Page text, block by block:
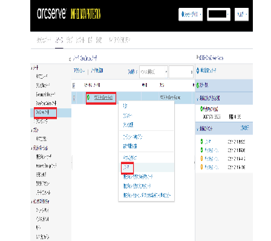
すべてのメニューを見る
管理機能
すべてのメニューを見る
モニタリング/監査
サポート
すべてのメニューを見る
- 初期設定・確認
- ユーザー機能の管理
- 登録情報の管理
- APIリファレンス
■ 基本構築ガイド
- クラウド / サーバー
- マルチクラウド利用
- リモートワーク
- ITインフラストラクチャー
- その他
メンテナンス予定
定期メンテナンス
販売パートナー向けプログラム
協業パートナー